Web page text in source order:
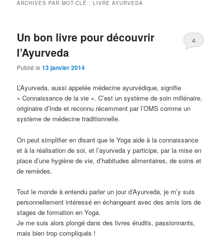
ARCHIVES PAR MOT-CLÉ :LIVRE AYURVEDA
Un bon livre pour découvrir
l’Ayurveda
Publié le13 janvier 2014
4
L’Ayurveda, aussi appelée médecine ayurvédique, signifie
« Connaissance de la vie ». C’est un système de soin millénaire,
originaire d’Inde et reconnu récemment par l’OMS comme un
système de médecine traditionnelle.
On peut simplifier en disant que le Yoga aide à la connaissance
et à la réalisation de soi, et l’ayurveda y participe, par la mise en
place d’une hygiène de vie, d’habitudes alimentaires, de soins et
de remèdes.
Tout le monde à entendu parler un jour d’Ayurveda, je m’y suis
personnellement intéressé en échangeant avec des amis lors de
stages de formation en Yoga.
Je me suis alors plongé dans des livres érudits, passionnants,
mais bien trop compliqués !